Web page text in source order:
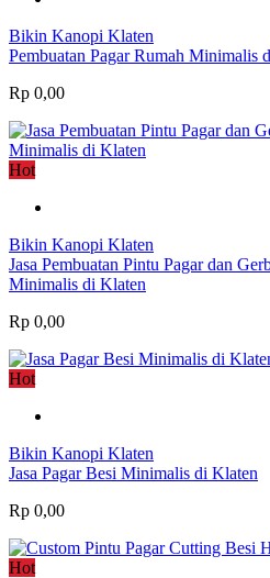
Bikin Kanopi Klaten
Pembuatan Pagar Rumah Minimalis
Rp 0,00
Hot
Bikin Kanopi Klaten
Jasa Pembuatan Pintu Pagar dan
Minimalis di Klaten
Rp 0,00
Hot
Bikin Kanopi Klaten
Jasa Pagar Besi Minimalis di Klaten
Rp 0,00
Hot